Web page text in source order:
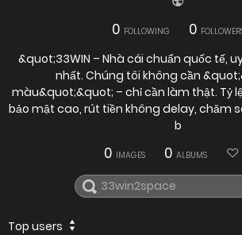
0 FOLLOWING 0
&quot;33WIN – Nhà cái chuẩn quốc tế,
nhất. Chúng tôi không cần
màu&quot;&quot; – chỉ cần làm thật. Tỷ
bảo mật cao, rút tiền không delay, chăm
b
0 IMAGES 0 ALBUMS
Top users